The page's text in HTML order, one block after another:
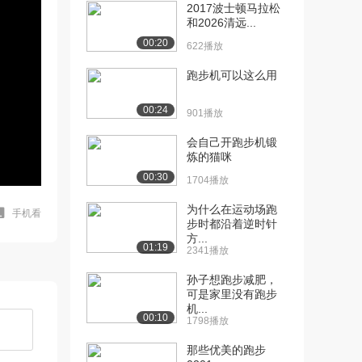
手机看
00:20
2017波士顿马拉松
和2026清远...
622播放
00:24
跑步机可以这么用
901播放
00:30
会自己开跑步机锻
炼的猫咪
1704播放
01:19
为什么在运动场跑
步时都沿着逆时针
方...
2341播放
00:10
孙子想跑步减肥，
可是家里没有跑步
机...
1798播放
那些优美的跑步